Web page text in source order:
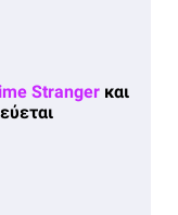
Stranger και